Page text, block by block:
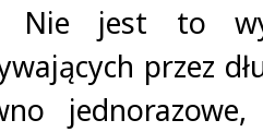
Nie jest to
przez